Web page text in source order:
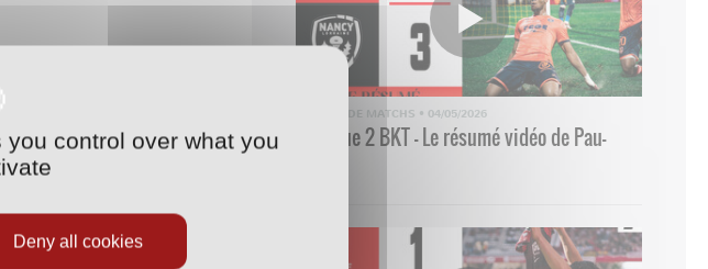
RÉSUMÉ DE MATCHS • 04/05/2026
33 Ligue 2 BKT - Le résumé vidéo de Pau-
control over what you
Deny all cookies